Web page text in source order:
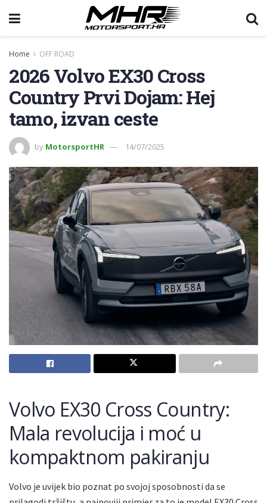
Home OFF ROAD
2026 Volvo EX30 Cross
Country Prvi Dojam: Hej
tamo, izvan ceste
by MotorsportHR 14/07/2025
Volvo EX30 Cross Country:
Mala revolucija i moć u
kompaktnom pakiranju
Volvo je uvijek bio poznat po svojoj sposobnosti da se